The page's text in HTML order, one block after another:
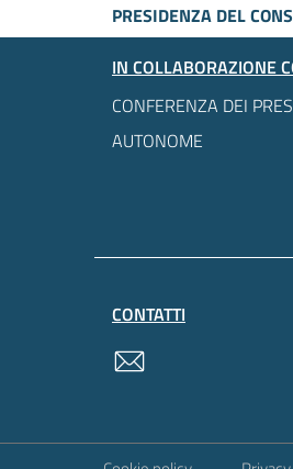
PRESIDENZA DEL
IN COLLABORAZIONE
CONFERENZA DEI
AUTONOME
CONTATTI